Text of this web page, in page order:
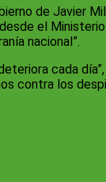
de Javier
el
nacional”.
cada
contra los